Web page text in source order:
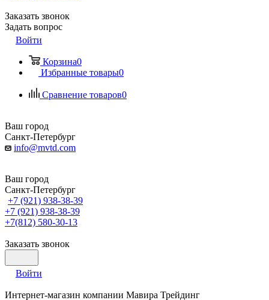
Заказать звонок
Задать вопрос
Войти
Корзина0
Избранные товары0
Сравнение товаров0
Ваш город
Санкт-Петербург
info@mvtd.com
Ваш город
Санкт-Петербург
+7 (921) 938-38-39
+7 (921) 938-38-39
+7(812) 580-30-13
Заказать звонок
Войти
Интернет-магазин компании Мавира Трейдинг